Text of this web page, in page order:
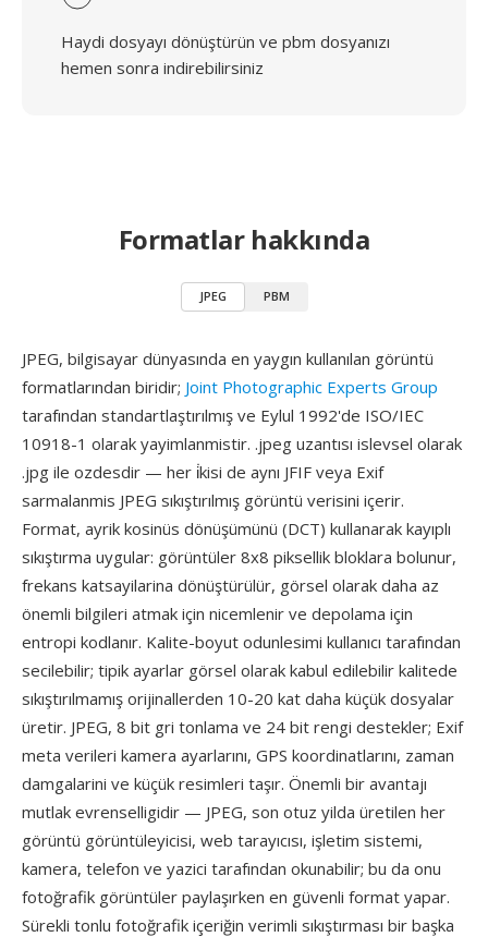
Haydi dosyayı dönüştürün ve pbm dosyanızı
hemen sonra indirebilirsiniz
Formatlar hakkında
JPEG PBM
JPEG, bilgisayar dünyasında en yaygın kullanılan görüntü
formatlarından biridir; Joint Photographic Experts Group
tarafından standartlaştırılmış ve Eylul 1992'de ISO/IEC
10918-1 olarak yayimlanmistir. .jpeg uzantısı islevsel olarak
.jpg ile ozdesdir — her i̇kisi de aynı JFIF veya Exif
sarmalanmis JPEG sıkıştırılmış görüntü verisini içerir.
Format, ayrik kosinüs dönüşümünü (DCT) kullanarak kayıplı
sıkıştırma uygular: görüntüler 8x8 piksellik bloklara bolunur,
frekans katsayilarina dönüştürülür, görsel olarak daha az
önemli bilgileri atmak için nicemlenir ve depolama için
entropi kodlanır. Kalite-boyut odunlesimi kullanıcı tarafından
secilebilir; tipik ayarlar görsel olarak kabul edilebilir kalitede
sıkıştırılmamış orijinallerden 10-20 kat daha küçük dosyalar
üretir. JPEG, 8 bit gri tonlama ve 24 bit rengi destekler; Exif
meta verileri kamera ayarlarını, GPS koordinatlarını, zaman
damgalarini ve küçük resimleri taşır. Önemli bir avantajı
mutlak evrenselligidir — JPEG, son otuz yilda üretilen her
görüntü görüntüleyicisi, web tarayıcısı, işletim sistemi,
kamera, telefon ve yazici tarafından okunabilir; bu da onu
fotoğrafik görüntüler paylaşırken en güvenli format yapar.
Sürekli tonlu fotoğrafik içeriğin verimli sıkıştırması bir başka